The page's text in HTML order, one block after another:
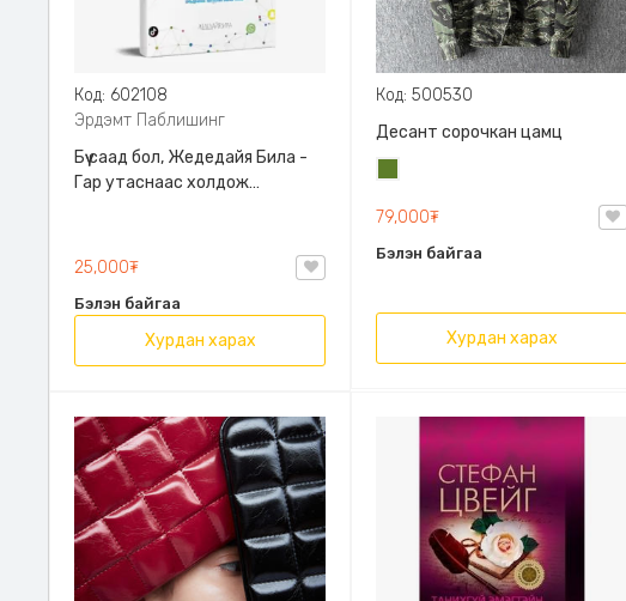
Код: 602108
Эрдэмт Паблишинг
Бүү саад бол, Жедедайя Била -
Гар утаснаас холдож
9789919235192
25,000₮
Бэлэн байгаа
Хурдан харах
Код: 500530
Десант сорочкан цамц
79,000₮
Бэлэн байгаа
Хурдан харах